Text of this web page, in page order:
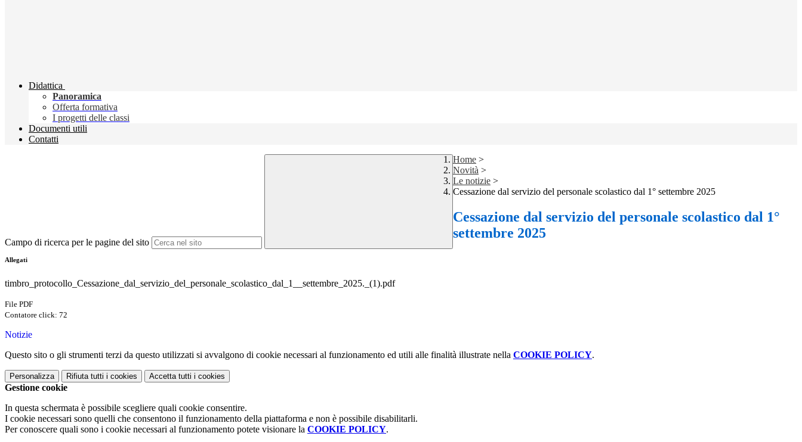
Didattica
Panoramica
Offerta formativa
I progetti delle classi
Documenti utili
Contatti
Campo di ricerca per le pagine del sito
Home >
Novità >
Le notizie >
Cessazione dal servizio del personale scolastico dal 1° settembre 2025
Cessazione dal servizio del personale scolastico dal 1°
settembre 2025
Allegati
timbro_protocollo_Cessazione_dal_servizio_del_personale_scolastico_dal_1__settembre_2025._(1).pdf
File PDF
Contatore click: 72
Notizie
Questo sito o gli strumenti terzi da questo utilizzati si avvalgono di cookie necessari al funzionamento ed utili alle finalità illustrate nella COOKIE POLICY.
Personalizza Rifiuta tutti i cookies Accetta tutti i cookies
Gestione cookie
In questa schermata è possibile scegliere quali cookie consentire.
I cookie necessari sono quelli che consentono il funzionamento della piattaforma e non è possibile disabilitarli.
Per conoscere quali sono i cookie necessari al funzionamento potete visionare la COOKIE POLICY.